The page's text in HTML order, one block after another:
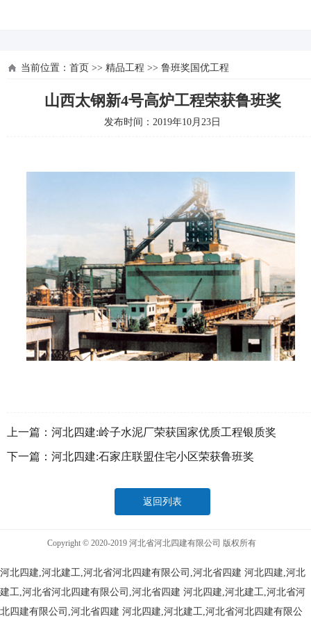
当前位置： 首页 >> 精品工程 >> 鲁班奖国优工程
山西太钢新4号高炉工程荣获鲁班奖
发布时间：2019年10月23日
上一篇： 河北四建:岭子水泥厂荣获国家优质工程银质奖
下一篇： 河北四建:石家庄联盟住宅小区荣获鲁班奖
返回列表
Copyright © 2020-2019 河北省河北四建有限公司 版权所有
河北四建,河北建工,河北省河北四建有限公司,河北省四建 河北四建,河北
建工,河北省河北四建有限公司,河北省四建 河北四建,河北建工,河北省河
北四建有限公司,河北省四建 河北四建,河北建工,河北省河北四建有限公